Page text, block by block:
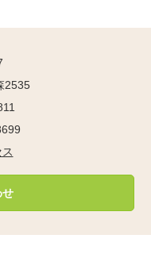
2535
せ